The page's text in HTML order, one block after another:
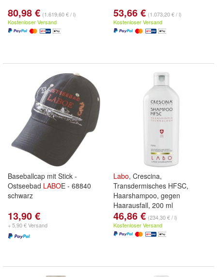
80,98 € (1.619,60 € / l)
Kostenloser Versand
53,66 € (1.073,20 € / l)
Kostenloser Versand
Baseballcap mit Stick -
Ostseebad LABOE - 68840
schwarz
13,90 €
+ 5,90 € Versand
Labo, Crescina,
Transdermisches HFSC,
Haarshampoo, gegen
Haarausfall, 200 ml
46,86 € (234,30 € / l)
Kostenloser Versand